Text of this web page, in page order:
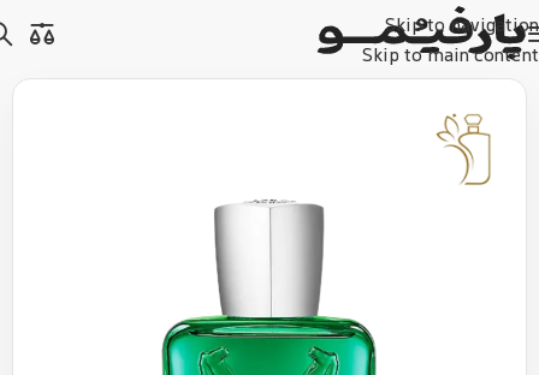
Skip to navigation
Skip to main content